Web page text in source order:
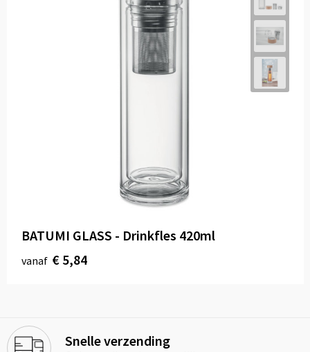
BATUMI GLASS - Drinkfles 420ml
vanaf € 5,84
Snelle verzending